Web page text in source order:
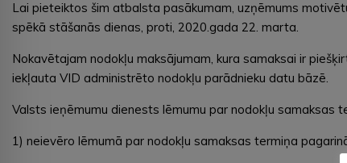
Lai pieteiktos šim atbalsta pasākumam, uzņēmums
spēkā stāšanās dienas, proti, 2020.gada 22. marta.
Nokavētajam nodokļu maksājumam, kura samaksai ir
iekļauta VID administrēto nodokļu parādnieku datu bāzē.
Valsts ieņēmumu dienests lēmumu par nodokļu samaksas
1) neievēro lēmumā par nodokļu samaksas termiņa